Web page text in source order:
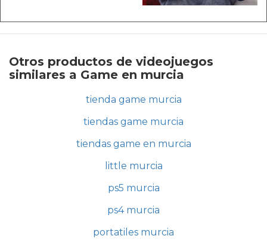
Otros productos de videojuegos
similares a Game en murcia
tienda game murcia
tiendas game murcia
tiendas game en murcia
little murcia
ps5 murcia
ps4 murcia
portatiles murcia